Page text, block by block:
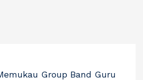
Group Band Guru